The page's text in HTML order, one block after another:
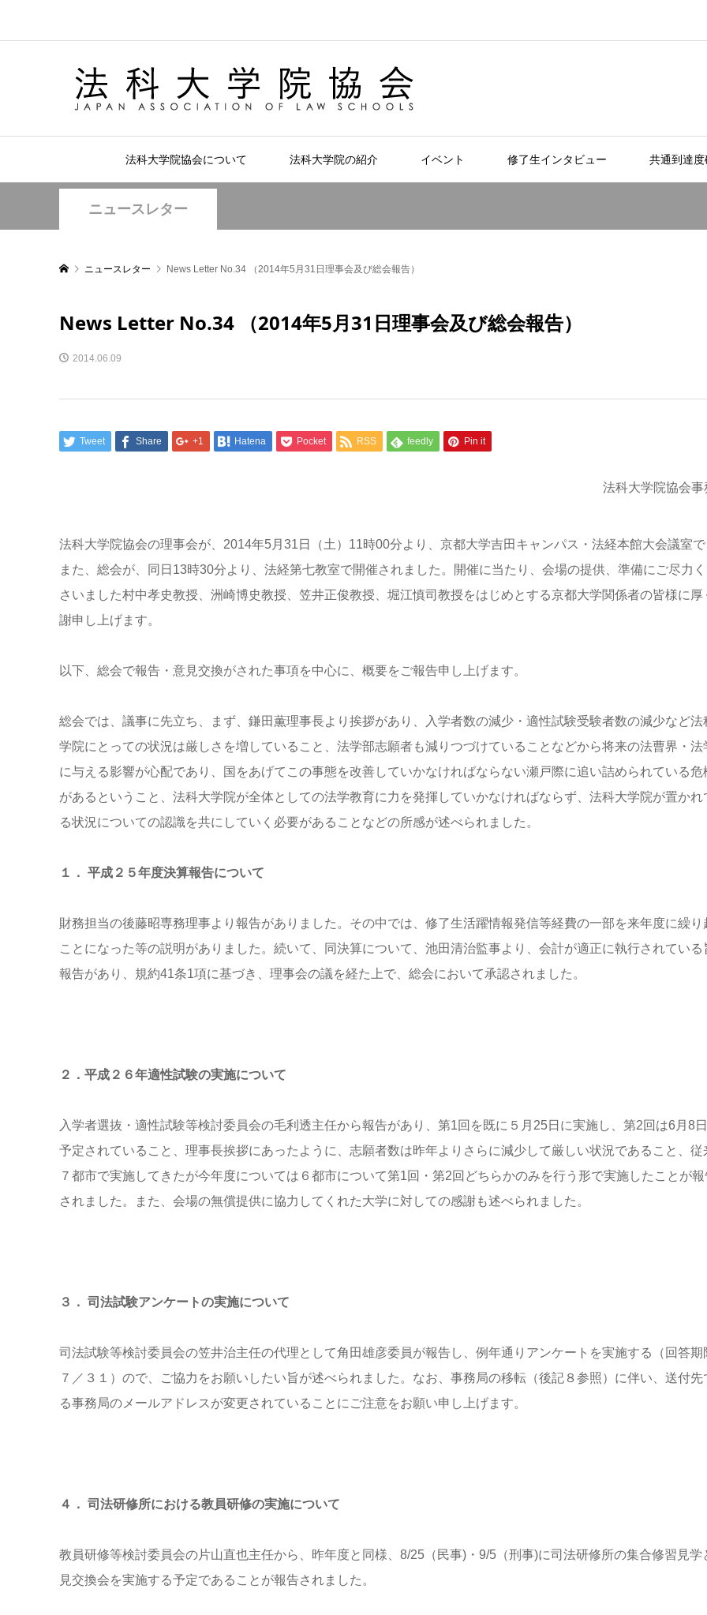
法科大学院協会について 法科大学院の紹介 イベント 修了生インタビュー 共通到達
ニュースレター
ニュースレター News Letter No.34 （2014年5月31日理事会及び総会報告）
News Letter No.34 （2014年5月31日理事会及び総会報告）
2014.06.09
Tweet Share +1 Hatena Pocket RSS feedly Pin it
法科大学院協会事
法科大学院協会の理事会が、2014年5月31日（土）11時00分より、京都大学吉田キャンパス・法経本館大会議室で
また、総会が、同日13時30分より、法経第七教室で開催されました。開催に当たり、会場の提供、準備にご尽力
さいました村中孝史教授、洲崎博史教授、笠井正俊教授、堀江慎司教授をはじめとする京都大学関係者の皆様に厚
謝申し上げます。
以下、総会で報告・意見交換がされた事項を中心に、概要をご報告申し上げます。
総会では、議事に先立ち、まず、鎌田薫理事長より挨拶があり、入学者数の減少・適性試験受験者数の減少など法
学院にとっての状況は厳しさを増していること、法学部志願者も減りつづけていることなどから将来の法曹界・法
に与える影響が心配であり、国をあげてこの事態を改善していかなければならない瀬戸際に追い詰められている危
があるということ、法科大学院が全体としての法学教育に力を発揮していかなければならず、法科大学院が置かれ
る状況についての認識を共にしていく必要があることなどの所感が述べられました。
１． 平成２５年度決算報告について
財務担当の後藤昭専務理事より報告がありました。その中では、修了生活躍情報発信等経費の一部を来年度に繰り
ことになった等の説明がありました。続いて、同決算について、池田清治監事より、会計が適正に執行されている
報告があり、規約41条1項に基づき、理事会の議を経た上で、総会において承認されました。
２．平成２６年適性試験の実施について
入学者選抜・適性試験等検討委員会の毛利透主任から報告があり、第1回を既に５月25日に実施し、第2回は6月8
予定されていること、理事長挨拶にあったように、志願者数は昨年よりさらに減少して厳しい状況であること、従
７都市で実施してきたが今年度については６都市について第1回・第2回どちらかのみを行う形で実施したことが報
されました。また、会場の無償提供に協力してくれた大学に対しての感謝も述べられました。
３． 司法試験アンケートの実施について
司法試験等検討委員会の笠井治主任の代理として角田雄彦委員が報告し、例年通りアンケートを実施する（回答期
７／３１）ので、ご協力をお願いしたい旨が述べられました。なお、事務局の移転（後記８参照）に伴い、送付先
る事務局のメールアドレスが変更されていることにご注意をお願い申し上げます。
４． 司法研修所における教員研修の実施について
教員研修等検討委員会の片山直也主任から、昨年度と同様、8/25（民事)・9/5（刑事)に司法研修所の集合修習見学
見交換会を実施する予定であることが報告されました。